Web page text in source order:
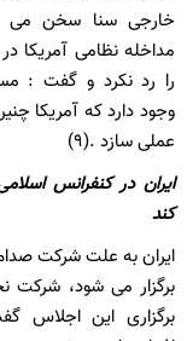
خارجی سنا سخن می
مداخله نظامی آمریکا
را رد نکرد و گفت :
وجود دارد که آمریکا
عملی سازد .(9)
ایران در کنفرانس
کند
ایران به علت شرکت
برگزار می شود، شرکت
برگزاری این اجلاس